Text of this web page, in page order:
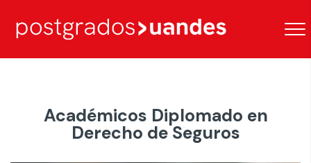
Académicos Diplomado en
Derecho de Seguros